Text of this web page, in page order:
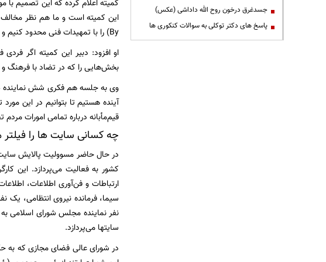
کمیته اعلام کرده که این تصمیم با
By) را با تمهیدات فنی محدود کنیم و سایر بخش‌ها همچون دیگر سرویس‌ها باز باشد.
او افزود: دبیر این کمیته اگر
بخش‌هایی را که در تضاد با فرهنگ و
وی به جلسه هم فکری شش نماینده
آینده هستیم تا بتوانیم در این
قیم‌مأبانه درباره تمامی امورات
چه کسانی سایت ها را فیلتر
کشور به فعالیت می‌پردازد. این
ارتباطات و فن‌آوری اطلاعات،
سیما، فرمانده نیروی انتظامی،
نفر نماینده مجلس شورای اسلامی
سایتها می‌پردازد.
در شورای عالی فضای مجازی که
جسدغرق درخون روح الله داداشی (عکس)
پاسخ های دکتر توکلی به سوالات کنکوری ها